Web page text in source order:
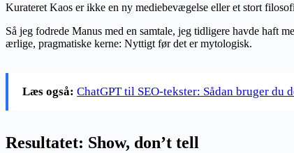
Kurateret Kaos er ikke en ny mediebevægelse eller et stort
Så jeg fodrede Manus med en samtale, jeg tidligere havde haft
ærlige, pragmatiske kerne: Nyttigt før det er mytologisk.
Læs også: ChatGPT til SEO-tekster: Sådan bruger
Resultatet: Show, don’t tell